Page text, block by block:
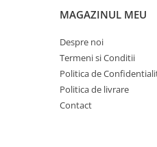
Fond de janta
Tija sa bicicleta
Coliere si cleme sa
MAGAZINUL MEU
Despre noi
Termeni si Conditii
Politica de
Politica de livrare
Contact